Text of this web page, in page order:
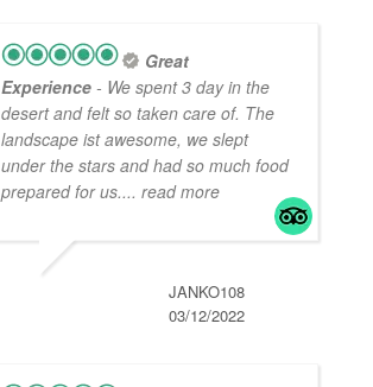
Great
Experience - We spent 3 day in the
desert and felt so taken care of. The
landscape ist awesome, we slept
under the stars and had so much food
prepared for us.... read more
JANKO108
03/12/2022